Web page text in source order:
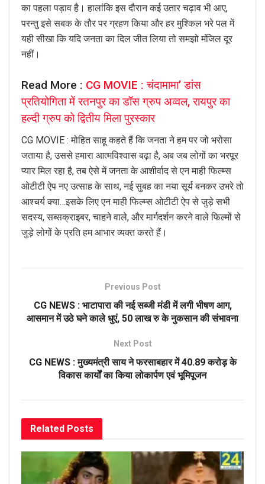
का पहला पड़ाव है। हालांकि इस दौरान कई उतार चढ़ाव भी आए,
परन्तु इसे सबक के तौर पर ग्रहण किया और हर मुश्किल भरे पल में
यही सीखा कि यदि जनता का दिल जीत लिया तो समझो मंजिल दूर
नहीं।
Read More : CG MOVIE : चंदामामा’ डांस
प्रतियोगिता में रतनपुर का डॉस ग्रुप अव्वल, रायपुर का
हल्दी ग्रुप को द्वितीय मिला पुरस्कार
CG MOVIE : मोहित साहू कहते हैं कि जनता ने हम पर जो भरोसा
जताया है, उससे हमारा आत्मविश्वास बढ़ा है, अब जब लोगों का भरपूर
प्यार मिल रहा है, तब ऐसे में जनता के आशीर्वाद से एन माही फिल्म्स
ओटीटी ऐप नए उत्साह के साथ, नई सुबह का नया सूर्य बनकर उभरे तो
आश्चर्य क्या…इसके लिए एन माही फिल्म्स ओटीटी ऐप से जुड़े सभी
सदस्य, सब्सक्राइबर, चाहने वाले, और मार्गदर्शन करने वाले फिल्मों से
जुड़े लोगों के प्रति हम आभार व्यक्त करते हैं।
Previous Post
CG NEWS : भाटापारा की नई सब्जी मंडी में लगी भीषण आग,
आसमान में उठे घने काले धुएं, 50 लाख रु के नुकसान की संभावना
Next Post
CG NEWS : मुख्यमंत्री साय ने फरसाबहार में 40.89 करोड़ के
विकास कार्यों का किया लोकार्पण एवं भूमिपूजन
Related Posts